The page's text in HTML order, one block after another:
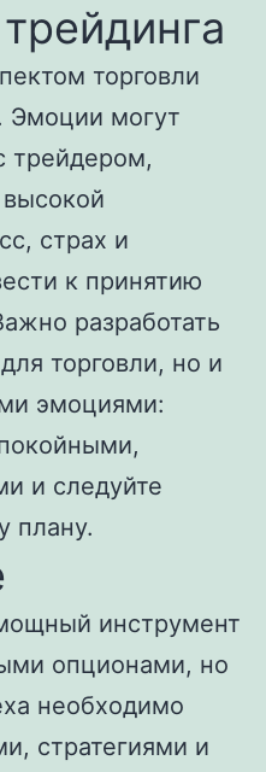
торговли
Эмоции могут
трейдером,
страх и
к принятию
разработать
торговли, но и
эмоциями:
и следуйте
плану.
инструмент
опционами, но
необходимо
стратегиями и